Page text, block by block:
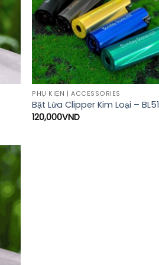
PHỤ KIỆN | ACCESSORIES
Bật Lửa Clipper Kim Loại – BL51
120,000VND